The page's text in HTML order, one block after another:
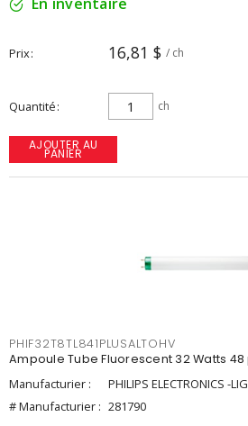
Prix 16,81 $ / ch
Quantité ch
AJOUTER AU
PANIER
PHIF32T8TL841PLUSALTOHV
Ampoule Tube Fluorescent 32 Watts 48
Manufacturier :
PHILIPS ELECTRONICS -
# Manufacturier : 281790